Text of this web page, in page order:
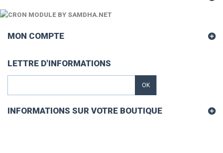
MON COMPTE
LETTRE D'INFORMATIONS
OK
INFORMATIONS SUR VOTRE BOUTIQUE